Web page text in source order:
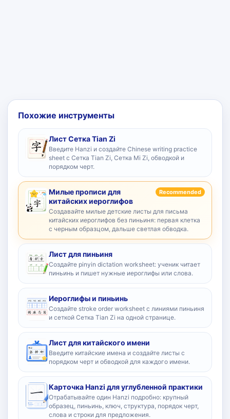
Похожие инструменты
Лист Сетка Tian Zi
Введите Hanzi и создайте Chinese writing practice
sheet с Сетка Tian Zi, Сетка Mi Zi, обводкой и
порядком черт.
Милые прописи для
китайских иероглифов
Recommended
Создавайте милые детские листы для письма
китайских иероглифов без пиньиня: первая клетка
с черным образцом, дальше светлая обводка.
Лист для пиньиня
Создайте pinyin dictation worksheet: ученик читает
пиньинь и пишет нужные иероглифы или слова.
Иероглифы и пиньинь
Создайте stroke order worksheet с линиями пиньиня
и сеткой Сетка Tian Zi на одной странице.
Лист для китайского имени
Введите китайские имена и создайте листы с
порядком черт и обводкой для каждого имени.
Карточка Hanzi для углубленной практики
Отрабатывайте один Hanzi подробно: крупный
образец, пиньинь, ключ, структура, порядок черт,
слова и строки для предложения.